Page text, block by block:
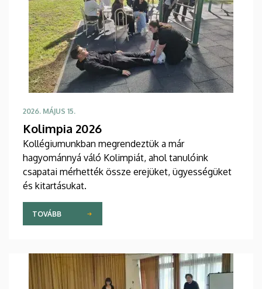
2026. MÁJUS 15.
Kolimpia 2026
Kollégiumunkban megrendeztük a már
hagyománnyá váló Kolimpiát, ahol tanulóink
csapatai mérhették össze erejüket, ügyességüket
és kitartásukat.
TOVÁBB